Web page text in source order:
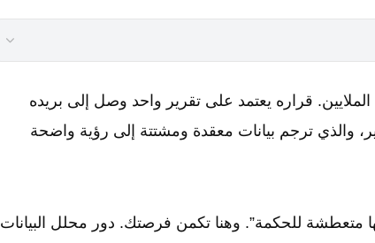
قراره يعتمد على تقرير واحد وصل إلى بريده
والذي ترجم بيانات معقدة ومشتتة إلى رؤية واضحة
متعطشة للحكمة”. وهنا تكمن فرصتك. دور محلل البيانات